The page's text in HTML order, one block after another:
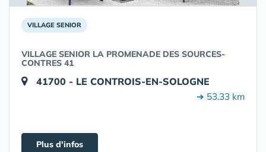
VILLAGE SENIOR
VILLAGE SENIOR LA PROMENADE DES SOURCES-
CONTRES 41
41700 - LE CONTROIS-EN-SOLOGNE
➔ 53.33 km
Plus d'infos